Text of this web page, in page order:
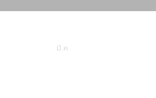
มี.ค.